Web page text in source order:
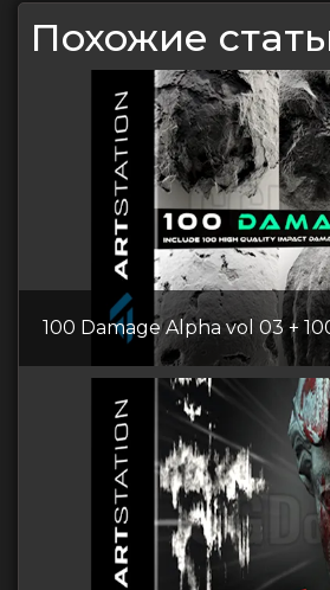
Похожие
100 Damage Alpha vol 03 +